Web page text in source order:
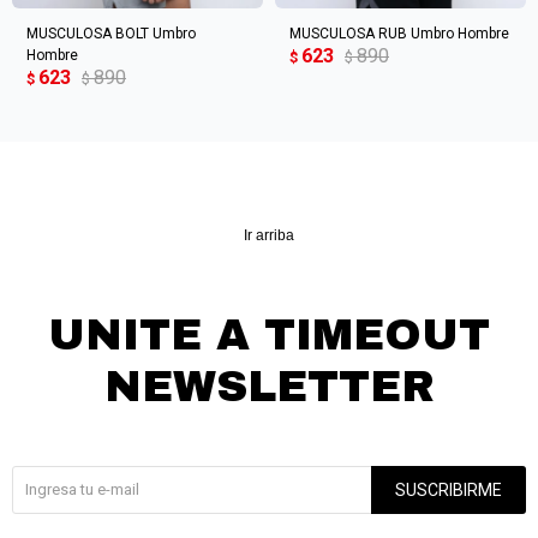
MUSCULOSA BOLT Umbro
Hombre
$ 623 $ 890
MUSCULOSA RUB Umbro Hombre
$ 623 $ 890
Ir arriba
UNITE A TIMEOUT
NEWSLETTER
SUSCRIBIRME